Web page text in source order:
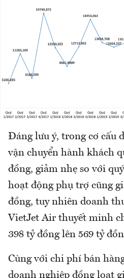
Đáng lưu ý, trong cơ cấu
vận chuyển hành khách
đồng, giảm nhẹ so với
hoạt động phụ trợ cũng
đồng, tuy nhiên doanh
VietJet Air thuyết minh
398 tỷ đồng lên 569 tỷ
Cùng với chi phí bán
doanh nghiệp đồng loạt